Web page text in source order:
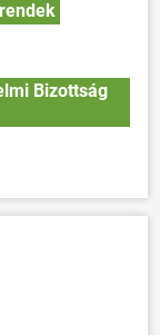
Bizottság